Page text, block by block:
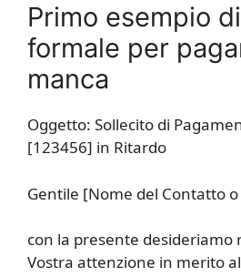
Primo esempio
formale per
manca
Oggetto: Sollecito di
[123456] in Ritardo
Gentile [Nome del Contatto
con la presente desideriamo
Vostra attenzione in merito